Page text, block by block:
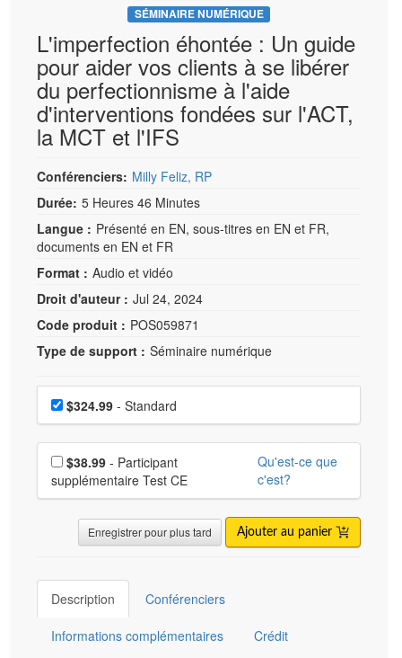
SÉMINAIRE NUMÉRIQUE
L'imperfection éhontée : Un guide
pour aider vos clients à se libérer
du perfectionnisme à l'aide
d'interventions fondées sur l'ACT,
la MCT et l'IFS
Conférenciers: Milly Feliz, RP
Durée: 5 Heures 46 Minutes
Langue : Présenté en EN, sous-titres en EN et FR,
documents en EN et FR
Format : Audio et vidéo
Droit d'auteur : Jul 24, 2024
Code produit : POS059871
Type de support : Séminaire numérique
Choisissez un prix
Prix$324.99 - Standard
Choisissez un prix supplémentaire
$38.99
supplémentaire Test CE
Qu'est-ce que
c'est?
Enregistrer pour plus tard Ajouter au panier
Description Conférenciers
Informations complémentaires Crédit